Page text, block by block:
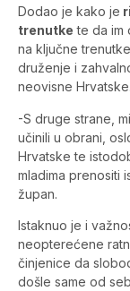
Dodao je kako je
trenutke te da im
na ključne
druženje i
neovisne Hrvatske.
-S druge strane,
učinili u obrani,
Hrvatske te
mladima prenositi
župan.
Istaknuo je i
neopterećene
činjenice da
došle same od